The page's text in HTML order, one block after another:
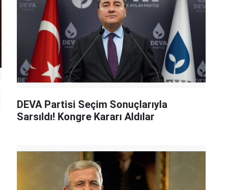
DEVA Partisi Seçim Sonuçlarıyla
Sarsıldı! Kongre Kararı Aldılar